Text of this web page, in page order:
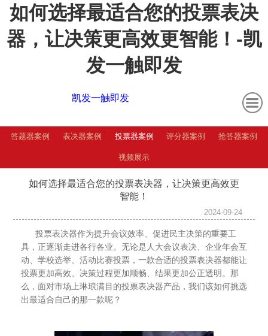
如何选择最适合您的投票表决
器，让决策更高效更智能！-凯
发一触即发
凯发一触即发
答题器案例 表决器案例 投票器案例 评分器案例 抢答器案例
视频展示
如何选择最适合您的投票表决器，让决策更高效更
智能！
2024-09-24
投票表决器作为提升会议效率、促进民主决策的重要工
具，正逐渐走进各行各业。无论是人大会议表决、企业年会互
动、学校选举、活动比赛投票，一款合适的投票表决器都能让
投票更加高效、决策过程更加顺畅、结果更加公正透明。那
么，面对市场上琳琅满目的投票表决器产品，我们该如何挑选
出最适合自己的那一款呢？